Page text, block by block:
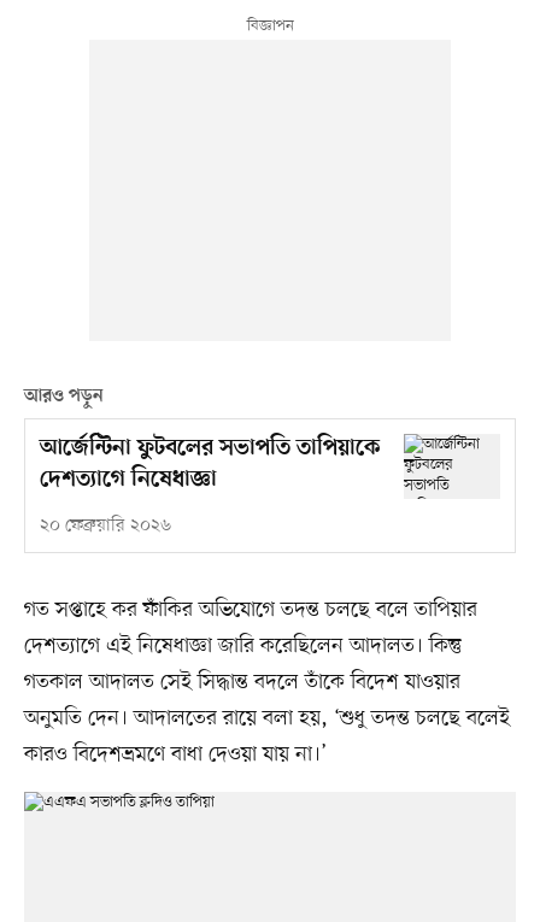
আরও পড়ুন
আর্জেন্টিনা ফুটবলের সভাপতি তাপিয়াকে
দেশত্যাগে নিষেধাজ্ঞা
২০ ফেব্রুয়ারি ২০২৬
গত সপ্তাহে কর ফাঁকির অভিযোগে তদন্ত চলছে বলে তাপিয়ার
দেশত্যাগে এই নিষেধাজ্ঞা জারি করেছিলেন আদালত। কিন্তু
গতকাল আদালত সেই সিদ্ধান্ত বদলে তাঁকে বিদেশ যাওয়ার
অনুমতি দেন। আদালতের রায়ে বলা হয়, ‘শুধু তদন্ত চলছে বলেই
কারও বিদেশভ্রমণে বাধা দেওয়া যায় না।’